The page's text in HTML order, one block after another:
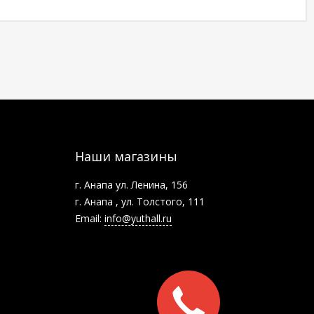
Наши магазины
г. Анапа ул. Ленина, 156
г. Анапа , ул. Толстого, 111
Email: info@yuthall.ru
Заказать
звонок